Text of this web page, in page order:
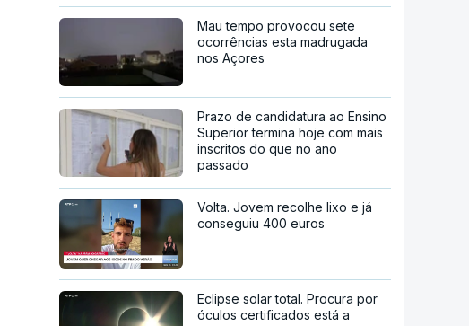
Mau tempo provocou sete
ocorrências esta madrugada
nos Açores
Prazo de candidatura ao Ensino
Superior termina hoje com mais
inscritos do que no ano
passado
Volta. Jovem recolhe lixo e já
conseguiu 400 euros
Eclipse solar total. Procura por
óculos certificados está a